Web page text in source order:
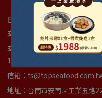
日芳珍饌 ｜ 統編89502532
客服專線：(06)3842277
客服時間：週一至週五(國定假
13:00pm~17:00pm
信箱：
地址：台南市安南區工業五路